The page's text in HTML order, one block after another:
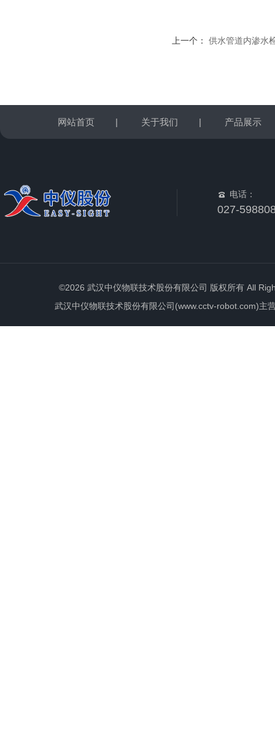
上一个： 供水管道内渗水
网站首页 | 关于我们 | 产品展示
电话：
027-
©2026 武汉中仪物联技术股份有限公司 版权所有 All
武汉中仪物联技术股份有限公司(www.cctv-robot.com)主